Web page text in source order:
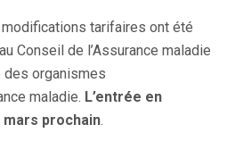
tarifaires ont été
Conseil de l’Assurance maladie
des organismes
maladie. L’entrée en
prochain.